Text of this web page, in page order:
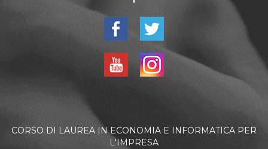
CORSO DI LAUREA IN ECONOMIA E INFORMATICA PER
L'IMPRESA